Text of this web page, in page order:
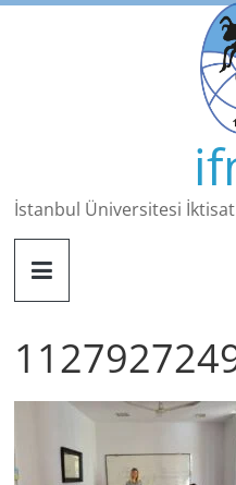
Skip
İstanbul Üniversitesi